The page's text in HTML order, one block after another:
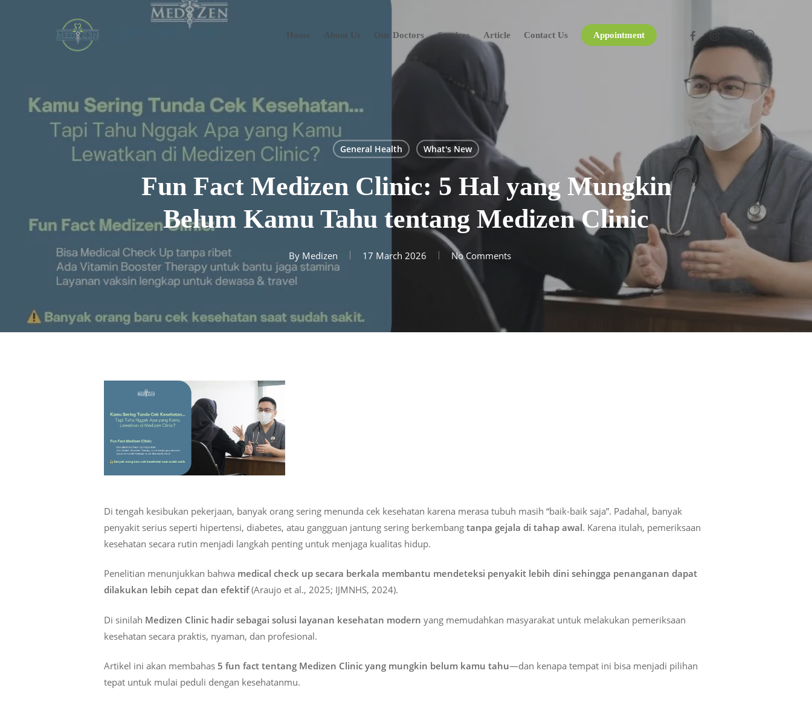
Hit enter to search or ESC to close
Home About Us Our Doctors Services Article Contact Us Appointment facebookinstagram search
General Health What's New
Fun Fact Medizen Clinic: 5 Hal yang Mungkin
Belum Kamu Tahu tentang Medizen Clinic
By Medizen 17 March 2026 No Comments
Di tengah kesibukan pekerjaan, banyak orang sering menunda cek kesehatan karena merasa tubuh masih “baik-baik saja”. Padahal, banyak
penyakit serius seperti hipertensi, diabetes, atau gangguan jantung sering berkembang tanpa gejala di tahap awal. Karena itulah, pemeriksaan
kesehatan secara rutin menjadi langkah penting untuk menjaga kualitas hidup.
Penelitian menunjukkan bahwa medical check up secara berkala membantu mendeteksi penyakit lebih dini sehingga penanganan dapat
dilakukan lebih cepat dan efektif(Araujo et al., 2025; IJMNHS, 2024).
Di sinilah Medizen Clinic hadir sebagai solusi layanan kesehatan modern yang memudahkan masyarakat untuk melakukan pemeriksaan
kesehatan secara praktis, nyaman, dan profesional.
Artikel ini akan membahas 5 fun fact tentang Medizen Clinic yang mungkin belum kamu tahu—dan kenapa tempat ini bisa menjadi pilihan
tepat untuk mulai peduli dengan kesehatanmu.